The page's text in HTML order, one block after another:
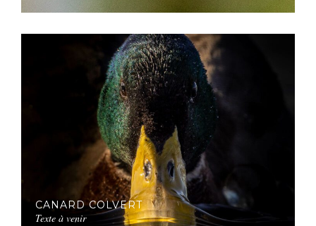
CANARD COLVERT
Texte à venir